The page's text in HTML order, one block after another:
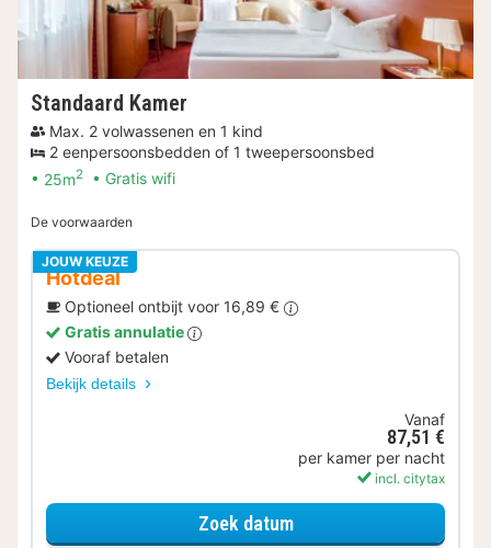
Standaard Kamer
Max. 2 volwassenen en 1 kind
2 eenpersoonsbedden of 1 tweepersoonsbed
25m2 Gratis wifi
De voorwaarden
JOUW KEUZE
Hotdeal
Optioneel ontbijt voor 16,89 €
Gratis annulatie
Vooraf betalen
Bekijk details
Vanaf
87,51 €
per kamer per nacht
incl. citytax
Zoek datumvoor Standaard Kamer